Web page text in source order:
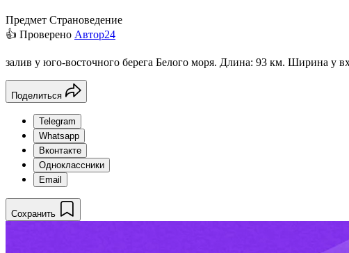
Предмет Страноведение
👍 Проверено Автор24
залив у юго-восточного берега Белого моря. Длина: 93 км. Ширина у
Поделиться
Telegram
Whatsapp
Вконтакте
Одноклассники
Email
Сохранить